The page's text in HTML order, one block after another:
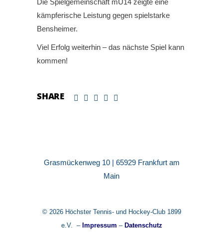
kämpferische Leistung gegen spielstarke
Bensheimer.
Viel Erfolg weiterhin – das nächste Spiel kann
kommen!
SHARE
Grasmückenweg 10 | 65929 Frankfurt am
Main
© 2026 Höchster Tennis- und Hockey-Club 1899
e.V. – Impressum – Datenschutz